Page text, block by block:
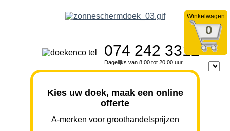
Winkelwagen
0
074 242 3312
Dagelijks van 8:00 tot 20:00 uur
Kies uw doek, maak een online
offerte
A-merken voor groothandelsprijzen